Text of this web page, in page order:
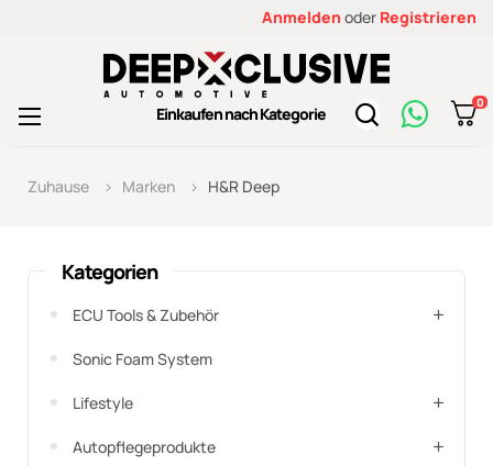
Anmelden oder Registrieren
Einkaufen nach Kategorie
0
Toggle
☰
Zuhause Marken H&R Deep
Kategorien
ECU Tools & Zubehör
Sonic Foam System
Lifestyle
Autopflegeprodukte